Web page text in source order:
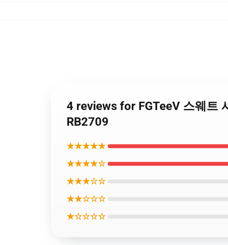
4 reviews for FGTeeV 스웨트
RB2709
★★★★★
★★★★☆
★★★☆☆
★★☆☆☆
★☆☆☆☆